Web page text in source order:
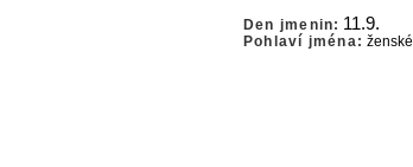
Den jmenin: 11.9.
Pohlaví jména: ženské